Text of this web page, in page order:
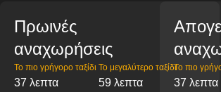
Πρωινές
αναχωρήσεις
Το πιο γρήγορο ταξίδι
37 λεπτα
Το μεγαλύτερο ταξίδι
59 λεπτα
Το πιο
37 λεπτα